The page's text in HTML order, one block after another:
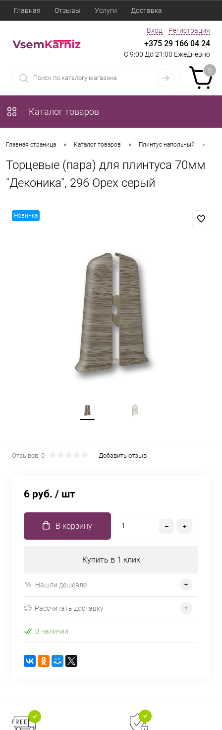
Главная Отзывы Услуги Доставка
Вход Регистрация
+375 29 166 04 24
С 9:00 До 21:00 Ежедневно
0
Каталог товаров
Главная страница • Каталог товаров • Плинтус напольный •
Торцевые (пара) для плинтуса 70мм
"Деконика", 296 Орех серый
Новинка
Отзывов: 0 Добавить отзыв
6 руб. / шт
В корзину
Купить в 1 клик
Нашли дешевле
Рассчитать доставку
В наличии